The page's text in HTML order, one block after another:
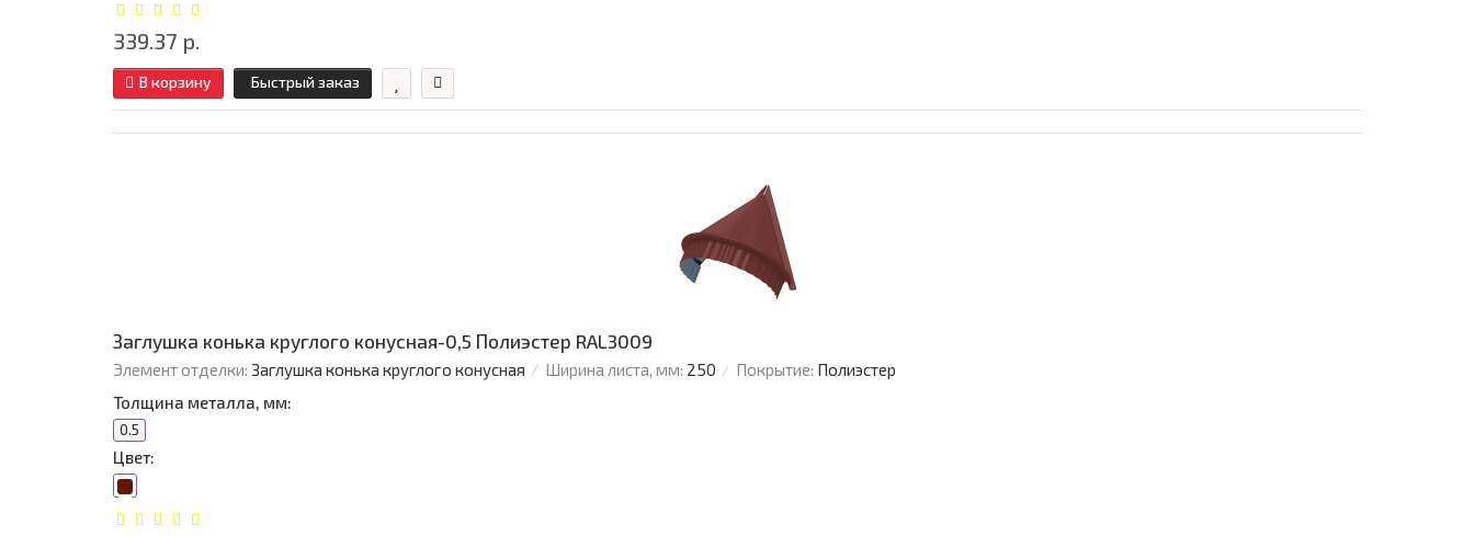
339.37 р.
В корзину Быстрый заказ
Заглушка конька круглого конусная-0,5 Полиэстер RAL3009
Элемент отделки: Заглушка конька круглого конусная Ширина листа, мм: 250 Покрытие: Полиэстер
Толщина металла, мм:
0.5
Цвет: